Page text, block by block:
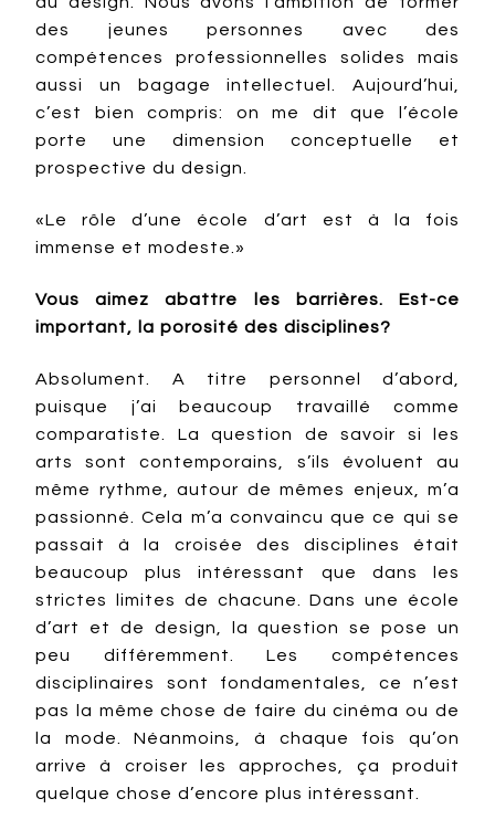
des jeunes personnes avec des
compétences professionnelles solides mais
aussi un bagage intellectuel. Aujourd’hui,
c’est bien compris: on me dit que l’école
porte une dimension conceptuelle et
prospective du design.
«Le rôle d’une école d’art est à la fois
immense et modeste.»
Vous aimez abattre les barrières. Est-ce
important, la porosité des disciplines?
Absolument. A titre personnel d’abord,
puisque j’ai beaucoup travaillé comme
comparatiste. La question de savoir si les
arts sont contemporains, s’ils évoluent au
même rythme, autour de mêmes enjeux, m’a
passionné. Cela m’a convaincu que ce qui se
passait à la croisée des disciplines était
beaucoup plus intéressant que dans les
strictes limites de chacune. Dans une école
d’art et de design, la question se pose un
peu différemment. Les compétences
disciplinaires sont fondamentales, ce n’est
pas la même chose de faire du cinéma ou de
la mode. Néanmoins, à chaque fois qu’on
arrive à croiser les approches, ça produit
quelque chose d’encore plus intéressant.